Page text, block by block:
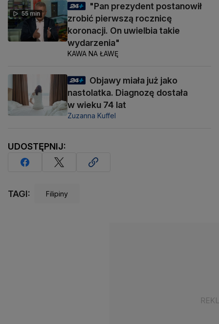
55 min
"Pan prezydent postanowił
zrobić pierwszą rocznicę
koronacji. On uwielbia takie
wydarzenia"
KAWA NA ŁAWĘ
Objawy miała już jako
nastolatka. Diagnozę dostała
w wieku 74 lat
Zuzanna Kuffel
UDOSTĘPNIJ:
TAGI: Filipiny